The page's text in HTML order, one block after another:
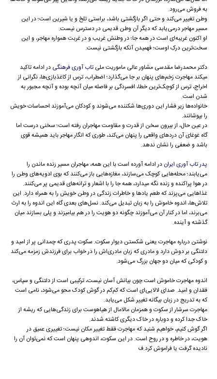
به فروش می‌رود.
وطن تغییر می‌کند و حتی اگر بازگشتی باشد، براستی تلخ و یا شیرین است؛ در این
مسیر مهاجر درمی‌یابد که دیگر آن وطن قدیمی در دسترس نیست.
او اکنون غریبه‌ای است در همه جا؛ در وطنش غریب و در غربت همواره مهاجر، و این
سخت‌ترین درکِ اوست؛ فهمیدن آنکه بازگشتی نیست.
دکتر محمدرضا مقدسی مشاور عالی ماموریت ملی تاب آوری فرهنگی در ادامه تاکید
میکند مهاجرت زخم‌های پنهان بر جا می‌گذارد؛ اضطراب، ترس از کاغذبازی‌ها، نگرانی از
اخراج، ترس از کوچک‌ترین خطا، افسردگی بر فاصله میان آنچه بوده و آنچه مجبور به
شدن است.
خانواده‌ها زیر فشار این دوری‌ها شکننده می‌شوند و کودکان می‌آموزند احساسات خویش
را بپوشانند.
در عین حال، از بیرون سخن از قدرت و مقاومت مهاجران رفته است؛ سخنی درست اما
گاه غوغای آن دردهای واقعی را پنهان می‌کند، طوری که انگار مهاجر باید همیشه قوی
باشد و ضعفی را نشان ندهد.
پدر تاب آوری ایران در ادامه آورده است با این همه، مهاجران مسیر زنده ماندن را
می‌یابند؛ محله‌هایی کوچک می‌سازند، مغازه‌هایی باز می‌کنند که بوی ادویه‌های وطن را
در هوا پراکنده و زنده نگه میدارد، همه جا را با اشعار و ترانه‌های قدیمی پر می‌کنند.
غذاهایی می‌پزند که طعم یادها و خاطرات زندگی در وطن خویش را به همراه دارد. این
تلاش‌ها، اندوه خاموش را به زبان تبدیل می‌کند. نسل‌های بعدی گاه این اندوه را به ارث
می‌برند، اما در کنار آن می‌آموزند چگونه دو هویت را در هم بیامیزند و پلی بسازند میان
گذشته و آینده.
نوشتن درباره مهاجرت یعنی شکستن دیوار سکوت. سکوت پدری که چمدانی پر از امید و
دلتنگی بر دوش دارد و مادری که زبان مادری‌اش را در خواب برای فرزندش زمزمه می‌کند
و کودکی که میان دو جهان بزرگ می‌شود.
اندوه مهاجرت خاموش است چون بیانش آسان نیست، ترکیبی است از دلتنگی و سپاس،
فقدان و امید. صدای لالایی‌ای است که کم‌کم در گوش کودک محو می‌شود، نامی است
که به تدریج در زبان بیگانه تغییر شکل می‌یابد.
مهاجرت سرشار از سکوت و همزمان مالامال از هیاهوست برای زندگی‌هایی که ریشه از
خاک جدا کرده و دوباره در خاک دیگری کاشته شدند.
اگر گوش کنیم، خواهیم شنید که مهاجرت فقط تغییر مکان نیست؛ تغییری عمیق در
هویت، در خاطره و در روح است. در این سکوت، اندوهی پنهان است که نمی‌توان آن را
نادیده گرفت یا فراموش کرد.ف